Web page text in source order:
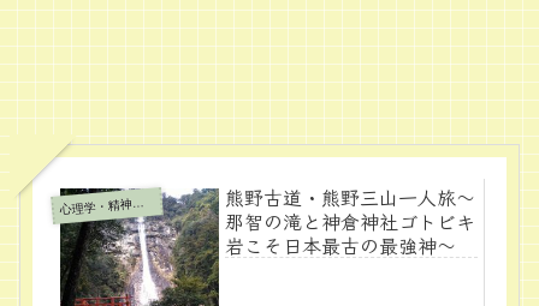
心
理学・精神医学
熊野古道・熊野三山一人旅～
那智の滝と神倉神社ゴトビキ
岩こそ日本最古の最強神～